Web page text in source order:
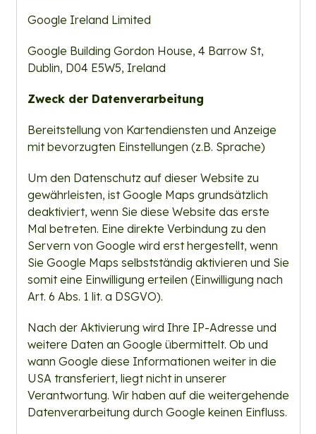
Google Ireland Limited
Google Building Gordon House, 4 Barrow St,
Dublin, D04 E5W5, Ireland
Zweck der Datenverarbeitung
Bereitstellung von Kartendiensten und Anzeige
mit bevorzugten Einstellungen (z.B. Sprache)
Um den Datenschutz auf dieser Website zu
gewährleisten, ist Google Maps grundsätzlich
deaktiviert, wenn Sie diese Website das erste
Mal betreten. Eine direkte Verbindung zu den
Servern von Google wird erst hergestellt, wenn
Sie Google Maps selbstständig aktivieren und Sie
somit eine Einwilligung erteilen (Einwilligung nach
Art. 6 Abs. 1 lit. a DSGVO).
Nach der Aktivierung wird Ihre IP-Adresse und
weitere Daten an Google übermittelt. Ob und
wann Google diese Informationen weiter in die
USA transferiert, liegt nicht in unserer
Verantwortung. Wir haben auf die weitergehende
Datenverarbeitung durch Google keinen Einfluss.